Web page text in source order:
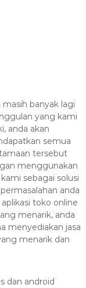
masih banyak lagi
yang kami
anda akan
semua
tersebut
menggunakan
kami sebagai solusi
anda
toko online
menarik, anda
menyediakan jasa
menarik dan
dan android